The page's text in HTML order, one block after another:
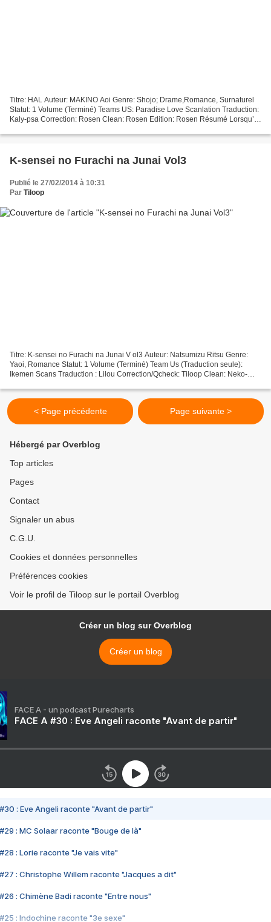
Titre: HAL Auteur: MAKINO Aoi Genre: Shojo; Drame,Romance, Surnaturel
Statut: 1 Volume (Terminé) Teams US: Paradise Love Scanlation Traduction:
Kaly-psa Correction: Rosen Clean: Rosen Edition: Rosen Résumé Lorsqu’il
K-sensei no Furachi na Junai Vol3
Publié le 27/02/2014 à 10:31
Par Tiloop
Titre: K-sensei no Furachi na Junai V ol3 Auteur: Natsumizu Ritsu Genre:
Yaoi, Romance Statut: 1 Volume (Terminé) Team Us (Traduction seule):
Ikemen Scans Traduction : Lilou Correction/Qcheck: Tiloop Clean: Neko-
< Page précédente Page suivante >
Hébergé par Overblog
Top articles
Pages
Contact
Signaler un abus
C.G.U.
Cookies et données personnelles
Préférences cookies
Voir le profil de Tiloop sur le portail Overblog
Créer un blog sur Overblog
Créer un blog
FACE A - un podcast Purecharts
FACE A #30 : Eve Angeli raconte "Avant de partir"
#30 : Eve Angeli raconte "Avant de partir"
#29 : MC Solaar raconte "Bouge de là"
#28 : Lorie raconte "Je vais vite"
#27 : Christophe Willem raconte "Jacques a dit"
#26 : Chimène Badi raconte "Entre nous"
#25 : Indochine raconte "3e sexe"